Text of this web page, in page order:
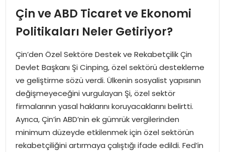
EKONOMI
İDEAL YAŞAM
İDEAL SPOR
YAŞAM
MAGAZIN
SAĞLIK
Çin ve ABD Ticaret ve Ekonomi
Politikaları Neler Getiriyor?
Çin’den Özel Sektöre Destek ve Rekabetçilik Çin
Devlet Başkanı Şi Cinping, özel sektörü destekleme
ve geliştirme sözü verdi. Ülkenin sosyalist yapısının
değişmeyeceğini vurgulayan Şi, özel sektör
firmalarının yasal haklarını koruyacaklarını belirtti.
Ayrıca, Çin’in ABD’nin ek gümrük vergilerinden
minimum düzeyde etkilenmek için özel sektörün
rekabetçiliğini artırmaya çalıştığı ifade edildi. Fed’in